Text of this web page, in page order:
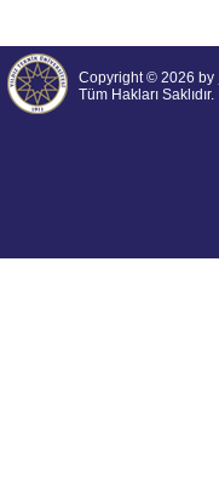
Copyright © 2026 by
Tüm Hakları Saklıdır.